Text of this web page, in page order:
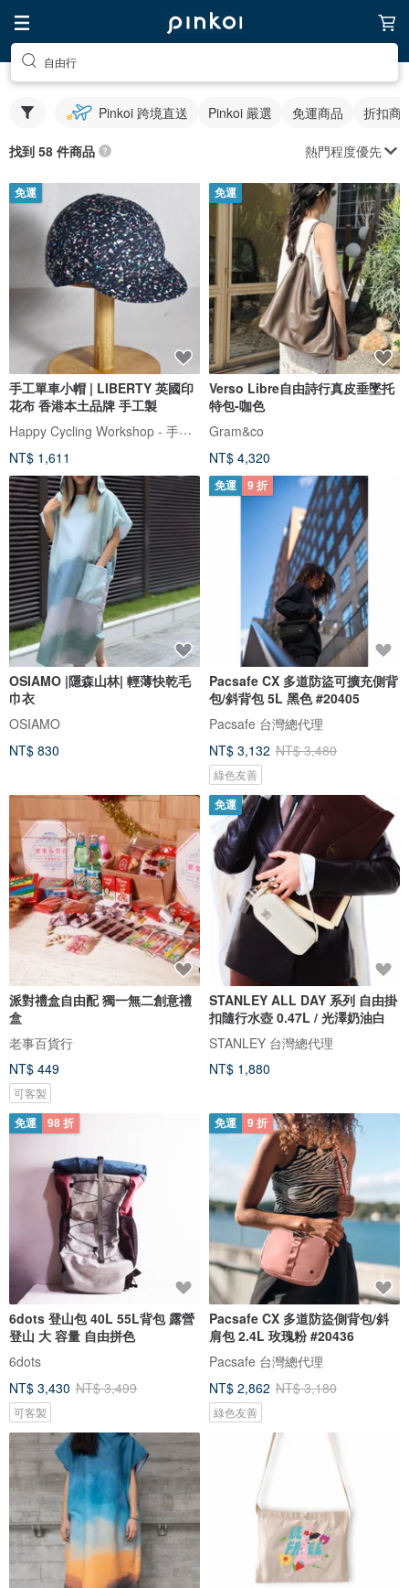
自由行
Pinkoi 跨境直送 Pinkoi 嚴選 免運商品 折扣商
找到 58 件商品 熱門程度優先
免運
手工單車小帽 | LIBERTY 英國印
花布 香港本土品牌 手工製
Happy Cycling Workshop - 手工單車小帽
NT$ 1,611
免運
Verso Libre自由詩行真皮垂墜托
特包-咖色
Gram&co
NT$ 4,320
OSIAMO |隱森山林| 輕薄快乾毛
巾衣
OSIAMO
NT$ 830
免運 9 折
Pacsafe CX 多道防盜可擴充側背
包/斜背包 5L 黑色 #20405
Pacsafe 台灣總代理
NT$ 3,132 NT$ 3,480
綠色友善
派對禮盒自由配 獨一無二創意禮
盒
老事百貨行
NT$ 449
可客製
免運
STANLEY ALL DAY 系列 自由掛
扣隨行水壺 0.47L / 光澤奶油白
STANLEY 台灣總代理
NT$ 1,880
免運 98 折
6dots 登山包 40L 55L背包 露營
登山 大 容量 自由拼色
6dots
NT$ 3,430 NT$ 3,499
可客製
免運 9 折
Pacsafe CX 多道防盜側背包/斜
肩包 2.4L 玫瑰粉 #20436
Pacsafe 台灣總代理
NT$ 2,862 NT$ 3,180
綠色友善